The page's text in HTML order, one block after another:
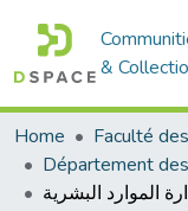
&
Home